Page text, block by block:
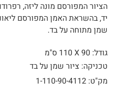
הציור המפורסם מונה ליזה,
יד, בהשראת האמן המפורסם
שמן מתוחה על בד.
גודל: 90 X
110 ס"מ
טכניקה: ציור שמן על בד
מק"ט: 1-110-90-4112